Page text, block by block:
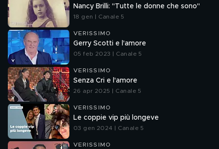
Nancy Brilli: "Tutte le donne che sono"
18 gen | Canale 5
VERISSIMO
Gerry Scotti e l'amore
05 feb 2023 | Canale 5
VERISSIMO
Senza Cri e l'amore
26 apr 2025 | Canale 5
VERISSIMO
Le coppie vip più longeve
03 gen 2024 | Canale 5
VERISSIMO